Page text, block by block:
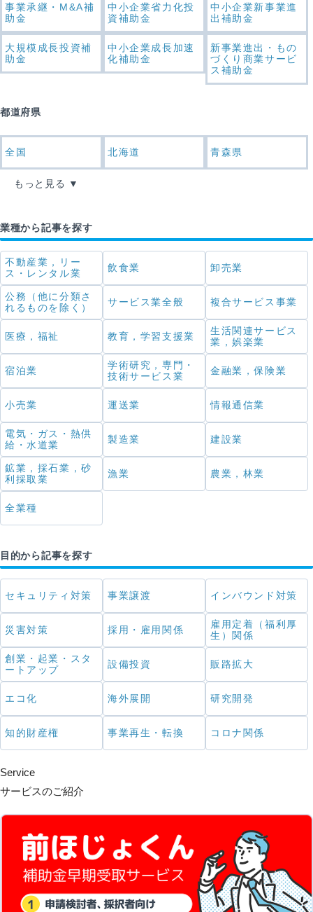
事業承継・M&A補
助金
中小企業省力化投
資補助金
中小企業新事業進
出補助金
大規模成長投資補
助金
中小企業成長加速
化補助金
新事業進出・もの
づくり商業サービ
ス補助金
都道府県
全国 北海道 青森県
もっと見る
業種から記事を探す
不動産業，リー
ス・レンタル業
飲食業 卸売業
公務（他に分類さ
れるものを除く）
サービス業全般 複合サービス事業
医療，福祉 教育，学習支援業
生活関連サービス
業，娯楽業
宿泊業
学術研究，専門・
技術サービス業
金融業，保険業
小売業 運送業 情報通信業
電気・ガス・熱供
給・水道業
製造業 建設業
鉱業，採石業，砂
利採取業
漁業 農業，林業
全業種
目的から記事を探す
セキュリティ対策 事業譲渡 インバウンド対策
災害対策 採用・雇用関係
雇用定着（福利厚
生）関係
創業・起業・スタ
ートアップ
設備投資 販路拡大
エコ化 海外展開 研究開発
知的財産権 事業再生・転換 コロナ関係
Service
サービスのご紹介